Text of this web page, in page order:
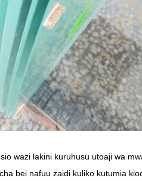
wazi lakini kuruhusu utoaji wa
bei nafuu zaidi kuliko kutumia